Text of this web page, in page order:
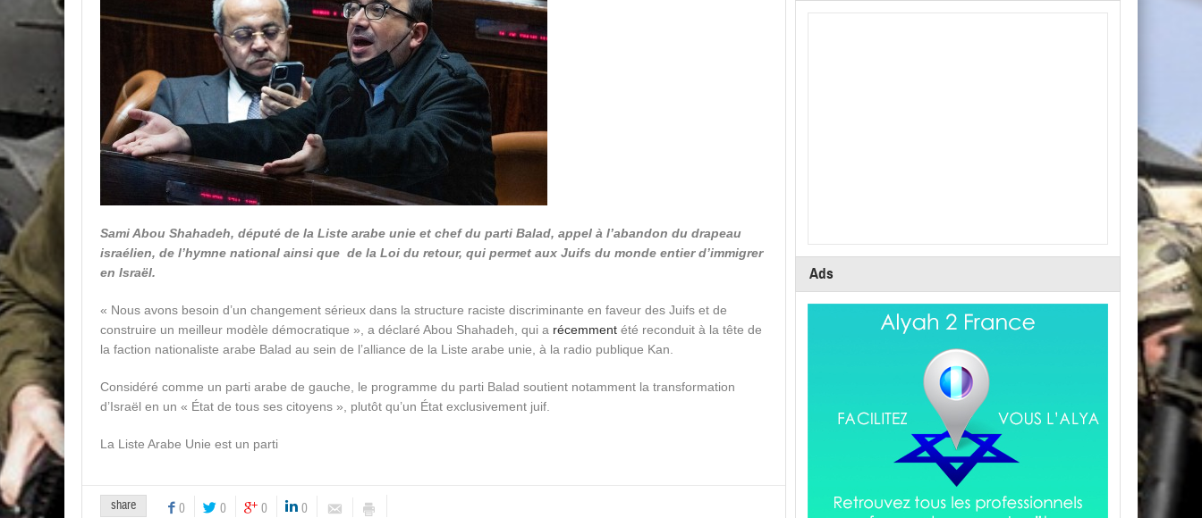
Sami Abou Shahadeh, député de la Liste arabe unie et chef du parti Balad, appel à l’abandon du drapeau
israélien, de l’hymne national ainsi que de la Loi du retour, qui permet aux Juifs du monde entier d’immigrer
en Israël.
« Nous avons besoin d’un changement sérieux dans la structure raciste discriminante en faveur des Juifs et de
construire un meilleur modèle démocratique », a déclaré Abou Shahadeh, qui a récemment été reconduit à la tête de
la faction nationaliste arabe Balad au sein de l’alliance de la Liste arabe unie, à la radio publique Kan.
Considéré comme un parti arabe de gauche, le programme du parti Balad soutient notamment la transformation
d’Israël en un « État de tous ses citoyens », plutôt qu’un État exclusivement juif.
La Liste Arabe Unie est un parti
share 0 0 0 0
Ads